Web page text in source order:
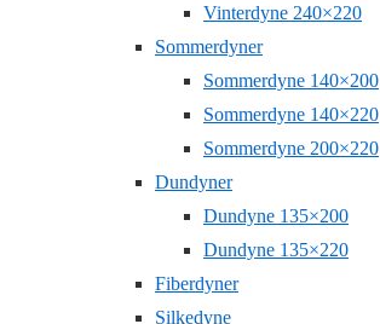
Vinterdyne 240×220
Sommerdyner
Sommerdyne 140×200
Sommerdyne 140×220
Sommerdyne 200×220
Dundyner
Dundyne 135×200
Dundyne 135×220
Fiberdyner
Silkedyne